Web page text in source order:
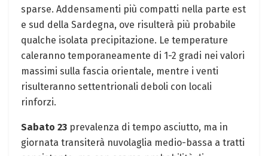
sparse. Addensamenti più compatti nella parte est
e sud della Sardegna, ove risulterà più probabile
qualche isolata precipitazione. Le temperature
caleranno temporaneamente di 1-2 gradi nei valori
massimi sulla fascia orientale, mentre i venti
risulteranno settentrionali deboli con locali
rinforzi.
Sabato 23 prevalenza di tempo asciutto, ma in
giornata transiterà nuvolaglia medio-bassa a tratti